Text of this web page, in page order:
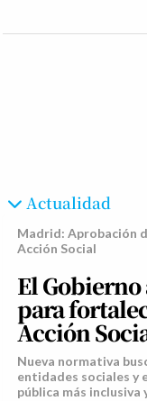
Actualidad
Madrid: Aprobación
Acción Social
El
para
Acción
Nueva normativa
entidades sociales y
pública más